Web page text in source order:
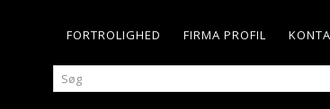
FIRMA PROFIL
FORTROLIGHED